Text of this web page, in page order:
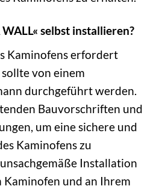
selbst installieren?
Kaminofens erfordert
von einem
durchgeführt werden.
Bauvorschriften und
um eine sichere und
Kaminofens zu
Installation
Kaminofen und an Ihrem